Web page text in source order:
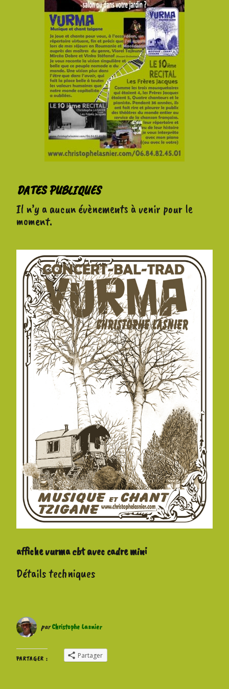
DATES PUBLIQUES
Il n’y a aucun évènements à venir pour le
moment.
affiche vurma cbt avec cadre mini
Détails techniques
parChristophe Lasnier
PARTAGER : Partager